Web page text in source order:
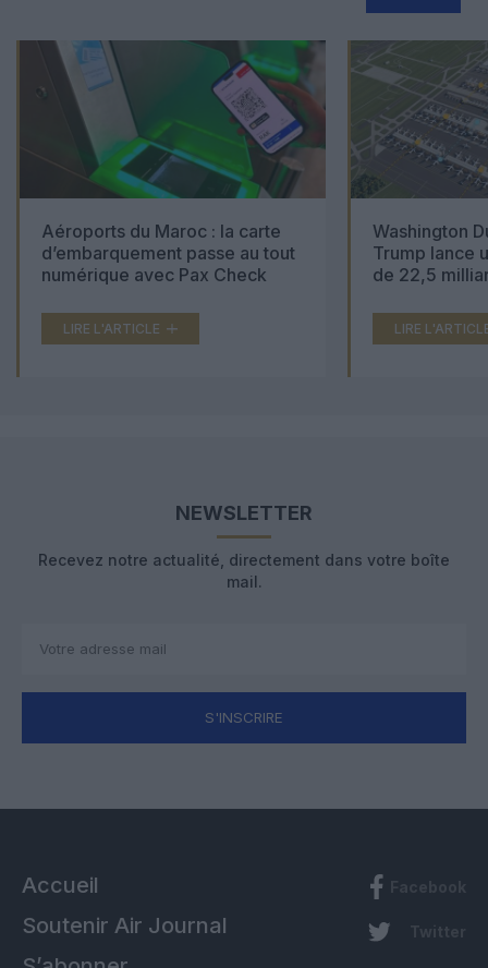
Aéroports du Maroc : la carte
d’embarquement passe au tout
numérique avec Pax Check
LIRE L'ARTICLE
Washington
Trump lance
de 22,5
LIRE
NEWSLETTER
Recevez notre actualité, directement dans votre boîte
mail.
S'INSCRIRE
Accueil
Soutenir Air Journal